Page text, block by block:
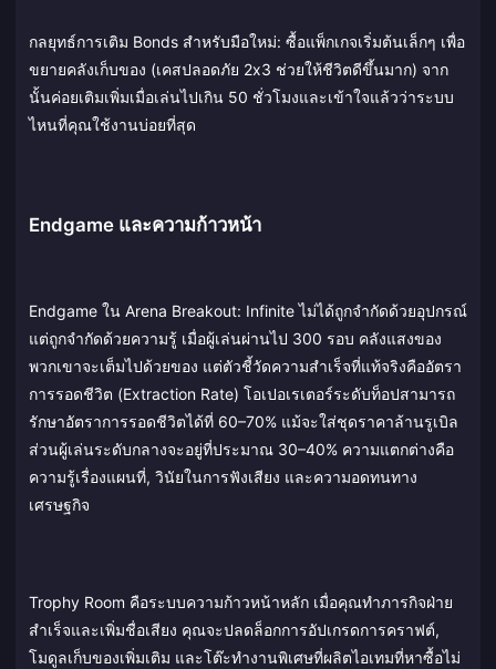
กลยุทธ์การเติม Bonds สำหรับมือใหม่: ซื้อแพ็กเกจเริ่มต้นเล็กๆ เพื่อ
ขยายคลังเก็บของ (เคสปลอดภัย 2x3 ช่วยให้ชีวิตดีขึ้นมาก) จาก
นั้นค่อยเติมเพิ่มเมื่อเล่นไปเกิน 50 ชั่วโมงและเข้าใจแล้วว่าระบบ
ไหนที่คุณใช้งานบ่อยที่สุด
Endgame และความก้าวหน้า
Endgame ใน Arena Breakout: Infinite ไม่ได้ถูกจำกัดด้วยอุปกรณ์
แต่ถูกจำกัดด้วยความรู้ เมื่อผู้เล่นผ่านไป 300 รอบ คลังแสงของ
พวกเขาจะเต็มไปด้วยของ แต่ตัวชี้วัดความสำเร็จที่แท้จริงคืออัตรา
การรอดชีวิต (Extraction Rate) โอเปอเรเตอร์ระดับท็อปสามารถ
รักษาอัตราการรอดชีวิตได้ที่ 60–70% แม้จะใส่ชุดราคาล้านรูเบิล
ส่วนผู้เล่นระดับกลางจะอยู่ที่ประมาณ 30–40% ความแตกต่างคือ
ความรู้เรื่องแผนที่, วินัยในการฟังเสียง และความอดทนทาง
เศรษฐกิจ
Trophy Room คือระบบความก้าวหน้าหลัก เมื่อคุณทำภารกิจฝ่าย
สำเร็จและเพิ่มชื่อเสียง คุณจะปลดล็อกการอัปเกรดการคราฟต์,
โมดูลเก็บของเพิ่มเติม และโต๊ะทำงานพิเศษที่ผลิตไอเทมที่หาซื้อไม่